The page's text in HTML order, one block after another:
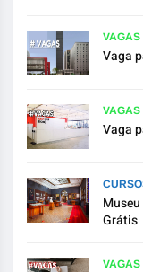
VAGAS
Vaga
VAGAS
Vaga
Grátis
VAGAS